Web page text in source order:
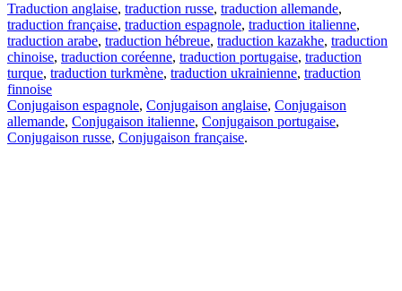
Traduction anglaise, traduction russe, traduction allemande,
traduction française, traduction espagnole, traduction italienne,
traduction arabe, traduction hébreue, traduction kazakhe, traduction
chinoise, traduction coréenne, traduction portugaise, traduction
turque, traduction turkmène, traduction ukrainienne, traduction
finnoise
Conjugaison espagnole, Conjugaison anglaise, Conjugaison
allemande, Conjugaison italienne, Conjugaison portugaise,
Conjugaison russe, Conjugaison française.